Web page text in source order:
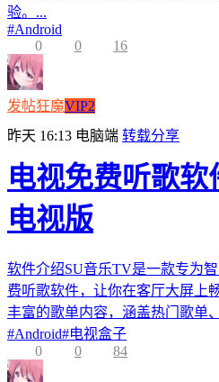
验。...
#Android
0
0 16
发帖狂魔VIP2
昨天 16:13 电脑端 转载分享
电视免费听歌软
电视版
软件介绍SU音乐TV是一款专为
费听歌软件，让你在客厅大屏上
丰富的歌单内容，涵盖热门歌单
#Android#电视盒子
0
0 84